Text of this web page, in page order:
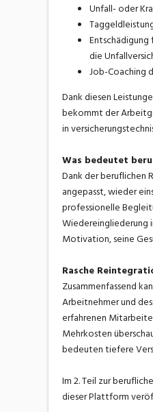
Unfall- oder
Entschädigung
die
Job-Coaching
Dank diesen
bekommt der
in
Was bedeutet
Dank der beruflichen
angepasst, wieder
professionelle
Wiedereingliederung
Motivation, seine
Rasche
Zusammenfassend
Arbeitnehmer und
erfahrenen
Mehrkosten
bedeuten tiefere
Im 2. Teil zur
dieser Plattform